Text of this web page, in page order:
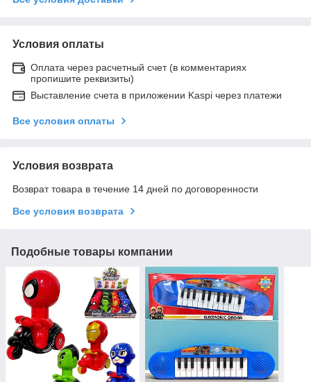
Условия оплаты
Оплата через расчетный счет (в комментариях
пропишите реквизиты)
Выставление счета в приложении Kaspi через платежи
Все условия оплаты
Условия возврата
Возврат товара в течение 14 дней по договоренности
Все условия возврата
Подобные товары компании